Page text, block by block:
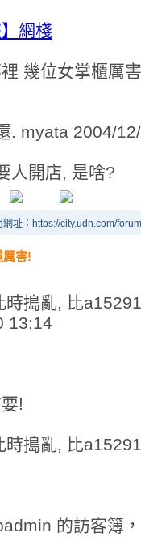
】網棧
幾位女掌櫃厲
. myata 2004/
人開店, 是啥?
網址：https://city.udn.com/
厲害!
時搗亂, 比
13:14
!
時搗亂, 比
的訪客簿